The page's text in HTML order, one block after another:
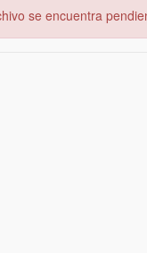
se encuentra